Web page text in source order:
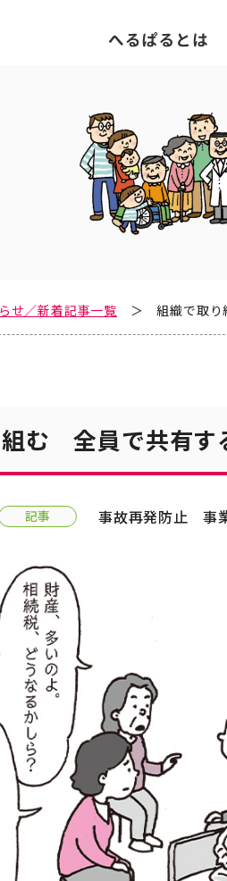
せ／新着記事一覧 組織で取
組む 全員で共有
記事 事故再発防止 事